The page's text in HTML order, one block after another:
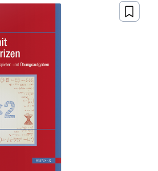
und
haben Sie
Zugriff auf
Prüfexemplare
in Ihrer Lehre prüfen
Hanser Fachbuchverlag
Sie mit didaktisch
aufbereiteten
bei der Gestaltung
Übungen und